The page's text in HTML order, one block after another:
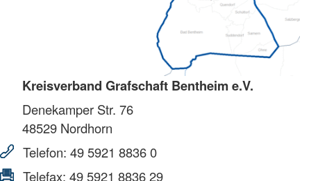
Kreisverband Grafschaft Bentheim e.V.
Denekamper Str. 76
48529 Nordhorn
Telefon: 49 5921 8836 0
Telefax: 49 5921 8836 29